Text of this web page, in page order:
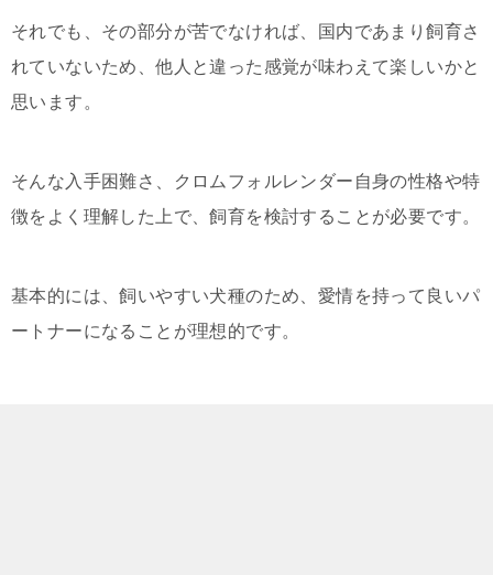
それでも、その部分が苦でなければ、国内であまり飼育さ
れていないため、他人と違った感覚が味わえて楽しいかと
思います。
そんな入手困難さ、クロムフォルレンダー自身の性格や特
徴をよく理解した上で、飼育を検討することが必要です。
基本的には、飼いやすい犬種のため、愛情を持って良いパ
ートナーになることが理想的です。